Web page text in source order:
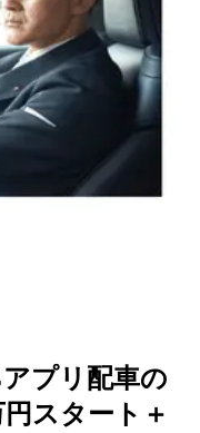
アプリ配車の
スタート＋